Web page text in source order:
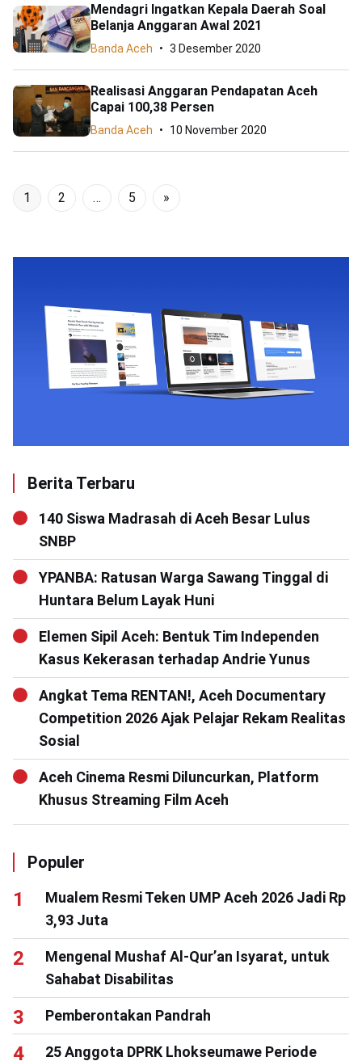
Mendagri Ingatkan Kepala Daerah Soal
Belanja Anggaran Awal 2021
Banda Aceh 3 Desember 2020
Realisasi Anggaran Pendapatan Aceh
Capai 100,38 Persen
Banda Aceh 10 November 2020
1 2 … 5 »
Berita Terbaru
140 Siswa Madrasah di Aceh Besar Lulus
SNBP
YPANBA: Ratusan Warga Sawang Tinggal di
Huntara Belum Layak Huni
Elemen Sipil Aceh: Bentuk Tim Independen
Kasus Kekerasan terhadap Andrie Yunus
Angkat Tema RENTAN!, Aceh Documentary
Competition 2026 Ajak Pelajar Rekam Realitas
Sosial
Aceh Cinema Resmi Diluncurkan, Platform
Khusus Streaming Film Aceh
Populer
Mualem Resmi Teken UMP Aceh 2026 Jadi Rp
3,93 Juta
Mengenal Mushaf Al-Qur’an Isyarat, untuk
Sahabat Disabilitas
Pemberontakan Pandrah
25 Anggota DPRK Lhokseumawe Periode